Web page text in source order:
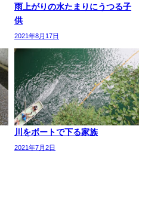
雨上がりの水たまりにうつる子
供
2021年8月17日
川をボートで下る家族
2021年7月2日